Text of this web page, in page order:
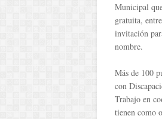
Municipal
gratuita,
invitación
nombre.
Más de 100
con
Trabajo en
tienen como